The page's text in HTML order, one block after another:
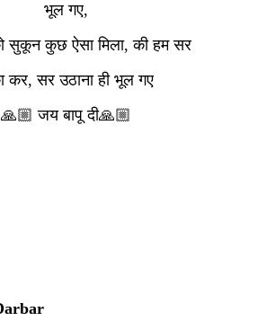
भूल गए,
सुकून कुछ ऐसा मिला, की हम सर
कर, सर उठाना ही भूल गए
🙏🏼 जय बापू दी🙏🏼